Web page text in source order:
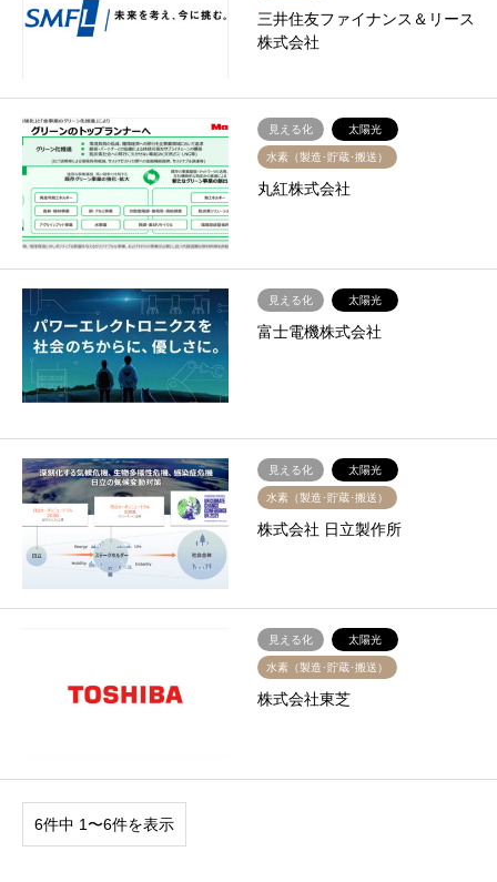
三井住友ファイナンス＆リース
株式会社
見える化 太陽光
水素（製造･貯蔵･搬送）
丸紅株式会社
見える化 太陽光
富士電機株式会社
見える化 太陽光
水素（製造･貯蔵･搬送）
株式会社 日立製作所
見える化 太陽光
水素（製造･貯蔵･搬送）
株式会社東芝
6件中 1〜6件を表示